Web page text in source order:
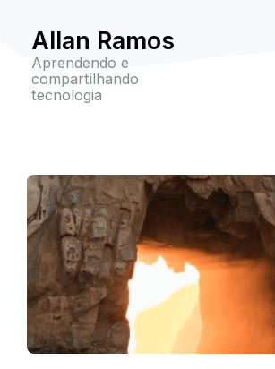
Allan Ramos
Aprendendo e
compartilhando
tecnologia